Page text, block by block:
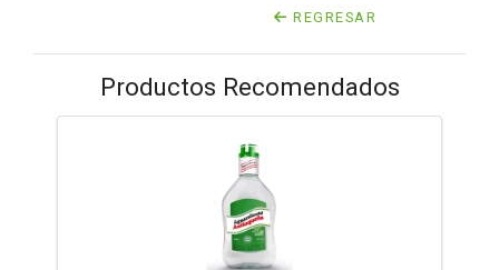
REGRESAR
Productos Recomendados